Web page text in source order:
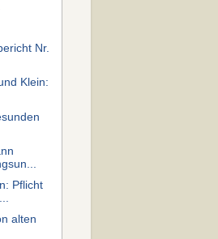
Nr.
Klein:
Pflicht
alten